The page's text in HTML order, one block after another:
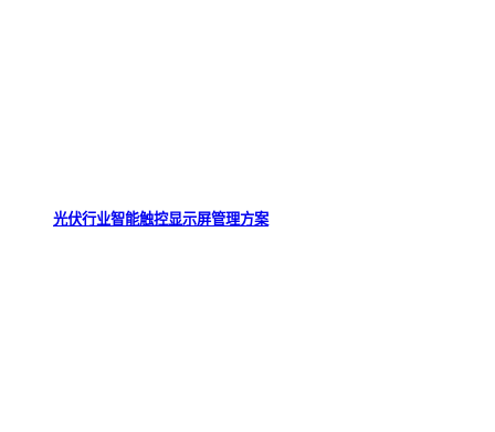
光伏行业智能触控显示屏管理方案